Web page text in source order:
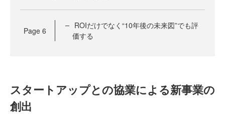
Page 6
ROIだけでなく“10年後の未来図”でも評
価する
スタートアップとの協業による新事業の
創出